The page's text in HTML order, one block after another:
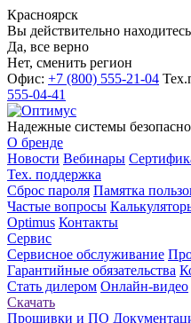
Красноярск
Вы действительно
Да, все верно
Нет, сменить регион
Офис: +7 (800) 555-21-04
555-04-41
Надежные системы
О бренде
Новости Вебинары
Тех. поддержка
Сброс пароля Памятка
Частые вопросы
Optimus Контакты
Сервис
Сервисное обслуживание
Гарантийные обязательства
Стать дилером Онлайн-видео
Скачать
Прошивки и ПО